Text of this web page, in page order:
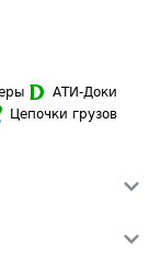
АТИ-Доки
Цепочки грузов